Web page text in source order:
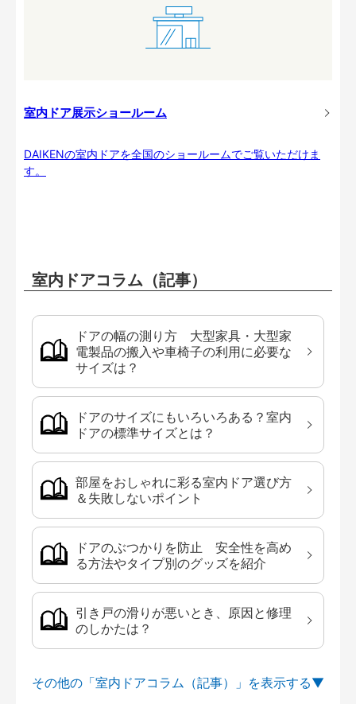
室内ドア展示ショールーム
DAIKENの室内ドアを全国のショールームでご覧いただけま
す。
室内ドアコラム（記事）
ドアの幅の測り方 大型家具・大型家
電製品の搬入や車椅子の利用に必要な
サイズは？
ドアのサイズにもいろいろある？室内
ドアの標準サイズとは？
部屋をおしゃれに彩る室内ドア選び方
＆失敗しないポイント
ドアのぶつかりを防止 安全性を高め
る方法やタイプ別のグッズを紹介
引き戸の滑りが悪いとき、原因と修理
のしかたは？
その他の「室内ドアコラム（記事）」を